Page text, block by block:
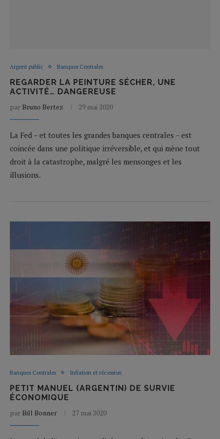
Argent public Banques Centrales
REGARDER LA PEINTURE SÉCHER, UNE
ACTIVITÉ… DANGEREUSE
par Bruno Bertez 29 mai 2020
La Fed – et toutes les grandes banques centrales – est
coincée dans une politique irréversible, et qui mène tout
droit à la catastrophe, malgré les mensonges et les
illusions.
Banques Centrales Inflation et récession
PETIT MANUEL (ARGENTIN) DE SURVIE
ÉCONOMIQUE
par Bill Bonner 27 mai 2020